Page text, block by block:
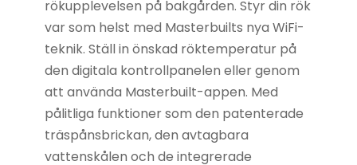
rökupplevelsen på bakgården. Styr din rök
var som helst med Masterbuilts nya WiFi-
teknik. Ställ in önskad röktemperatur på
den digitala kontrollpanelen eller genom
att använda Masterbuilt-appen. Med
pålitliga funktioner som den patenterade
träspånsbrickan, den avtagbara
vattenskålen och de integrerade